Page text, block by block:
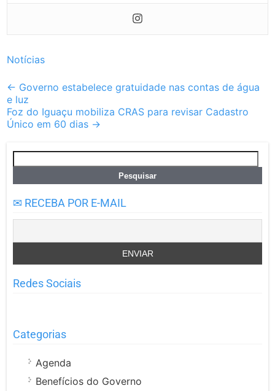
Notícias
Post
navigation
← Governo estabelece gratuidade nas contas de água
e luz
Foz do Iguaçu mobiliza CRAS para revisar Cadastro
Único em 60 dias →
por:
✉ RECEBA POR E-MAIL
Redes Sociais
Categorias
Agenda
Benefícios do Governo